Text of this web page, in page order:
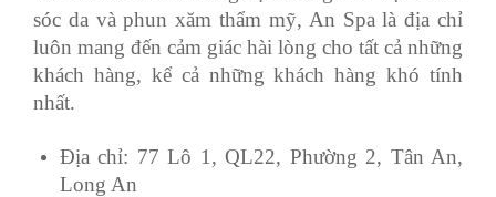
sóc da và phun xăm thẩm mỹ, An Spa là địa chỉ
luôn mang đến cảm giác hài lòng cho tất cả những
khách hàng, kể cả những khách hàng khó tính
nhất.
Địa chỉ: 77 Lô 1, QL22, Phường 2, Tân An,
Long An